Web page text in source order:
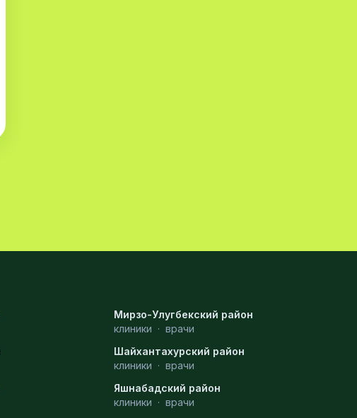
Мирзо-Улугбекский район
клиники · врачи
Шайхантахурский район
клиники · врачи
Яшнабадский район
клиники · врачи